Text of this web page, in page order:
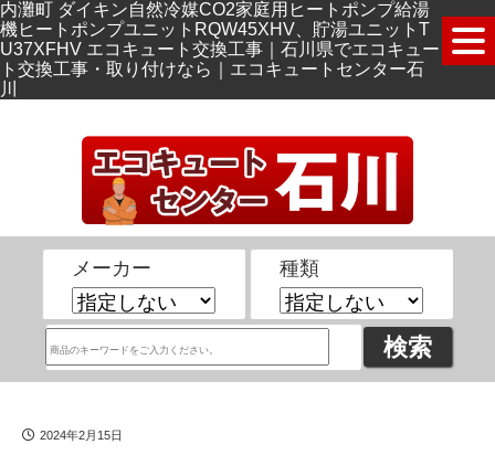
内灘町 ダイキン自然冷媒CO2家庭用ヒートポンプ給湯
機ヒートポンプユニットRQW45XHV、貯湯ユニットT
U37XFHV エコキュート交換工事｜石川県でエコキュー
ト交換工事・取り付けなら｜エコキュートセンター石
川
メーカー 種類
2024年2月15日